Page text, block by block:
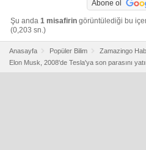
Abone ol
Şu anda 1 misafirin görüntülediği bu
(0,203 sn.)
Anasayfa Popüler Bilim
Zamazingo
Elon Musk, 2008'de Tesla'ya son parasını